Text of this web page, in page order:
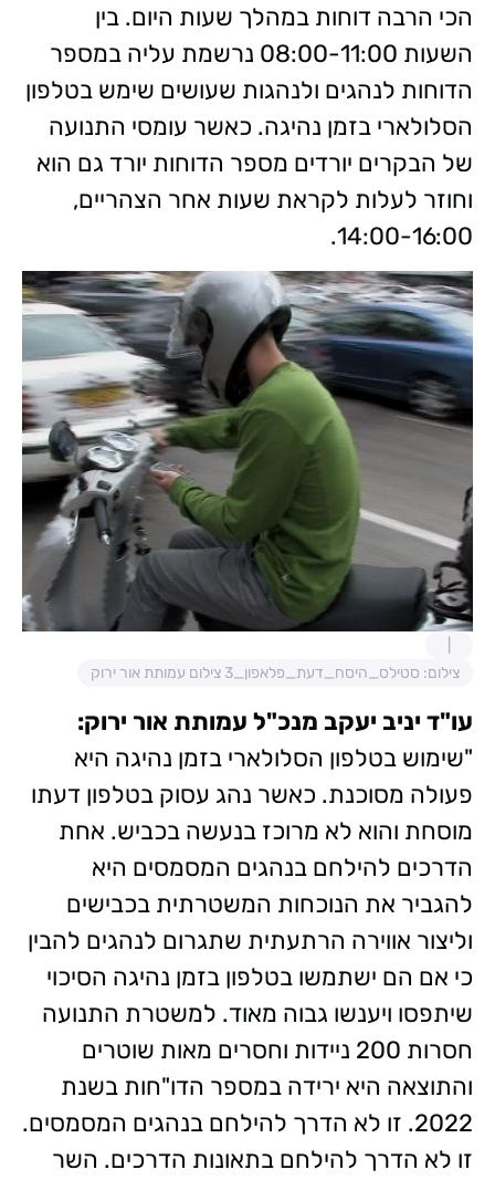
הכי הרבה דוחות במהלך שעות היום. בין
השעות 08:00-11:00 נרשמת עליה במספר
הדוחות לנהגים ולנהגות שעושים שימש בטלפון
הסלולארי בזמן נהיגה. כאשר עומסי התנועה
של הבקרים יורדים מספר הדוחות יורד גם הוא
וחוזר לעלות לקראת שעות אחר הצהריים,
14:00-16:00.
צילום: סטילס_היסח_דעת_פלאפון_3 צילום עמותת אור ירוק
עו"ד יניב יעקב מנכ"ל עמותת אור ירוק:
"שימוש בטלפון הסלולארי בזמן נהיגה היא
פעולה מסוכנת. כאשר נהג עסוק בטלפון דעתו
מוסחת והוא לא מרוכז בנעשה בכביש. אחת
הדרכים להילחם בנהגים המסמסים היא
להגביר את הנוכחות המשטרתית בכבישים
וליצור אווירה הרתעתית שתגרום לנהגים להבין
כי אם הם ישתמשו בטלפון בזמן נהיגה הסיכוי
שיתפסו ויענשו גבוה מאוד. למשטרת התנועה
חסרות 200 ניידות וחסרים מאות שוטרים
והתוצאה היא ירידה במספר הדו"חות בשנת
2022. זו לא הדרך להילחם בנהגים המסמסים.
זו לא הדרך להילחם בתאונות הדרכים. השר